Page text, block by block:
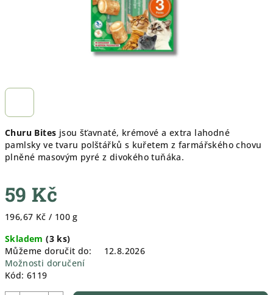
Churu Bites jsou šťavnaté, krémové a extra lahodné
pamlsky ve tvaru polštářků s kuřetem z farmářského chovu
plněné masovým pyré z divokého tuňáka.
59 Kč
Měrná
196,67 Kč / 100 g
Skladem(3 ks)
Můžeme doručit do:
12.8.2026
Možnosti doručení
Kód: 6119